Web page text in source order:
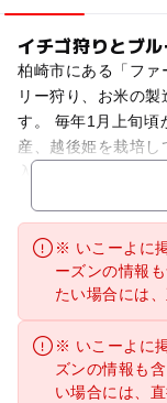
イチゴ狩りとブ
柏崎市にある「フ
リー狩り、お米の
す。 毎年1月上旬頃
産、越後姫を栽培し
入園料無料で摘み
※ いこーよに
ーズンの情報
たい場合には
※ いこーよに
ズンの情報も
い場合には、